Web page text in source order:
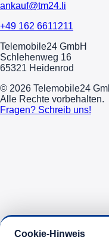
ankauf@tm24.li
+49 162 6611211
Telemobile24 GmbH
Schlehenweg 16
65321 Heidenrod
© 2026 Telemobile24
Alle Rechte vorbehalten.
Fragen? Schreib uns!
Cookie-Hinweis